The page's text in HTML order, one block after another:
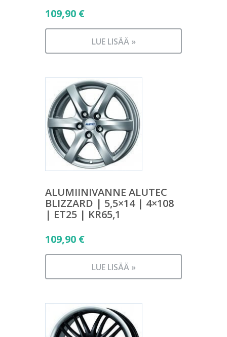
109,90 €
LUE LISÄÄ »
ALUMIINIVANNE ALUTEC
BLIZZARD | 5,5×14 | 4×108
| ET25 | KR65,1
109,90 €
LUE LISÄÄ »